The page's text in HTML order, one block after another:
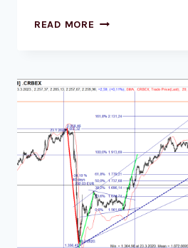
READ MORE DIONICA
PERSPEKTIVA